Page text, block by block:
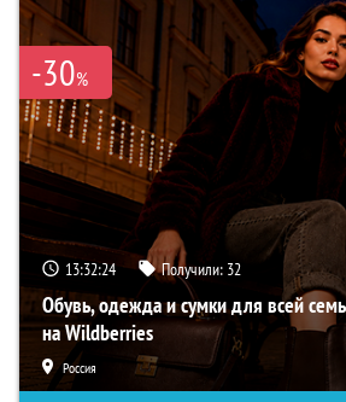
-30%
13:32:23 Получили: 32
Обувь, одежда и сумки для всей
на Wildberries
Россия